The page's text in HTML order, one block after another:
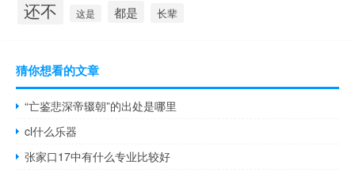
还不 这是 都是 长辈
猜你想看的文章
“亡鉴悲深帝辍朝”的出处是哪里
cl什么乐器
张家口17中有什么专业比较好